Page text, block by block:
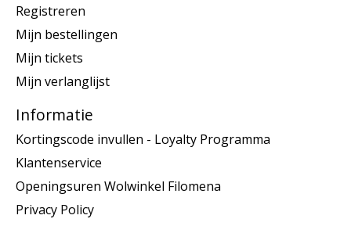
Registreren
Mijn bestellingen
Mijn tickets
Mijn verlanglijst
Informatie
Kortingscode invullen - Loyalty Programma
Klantenservice
Openingsuren Wolwinkel Filomena
Privacy Policy